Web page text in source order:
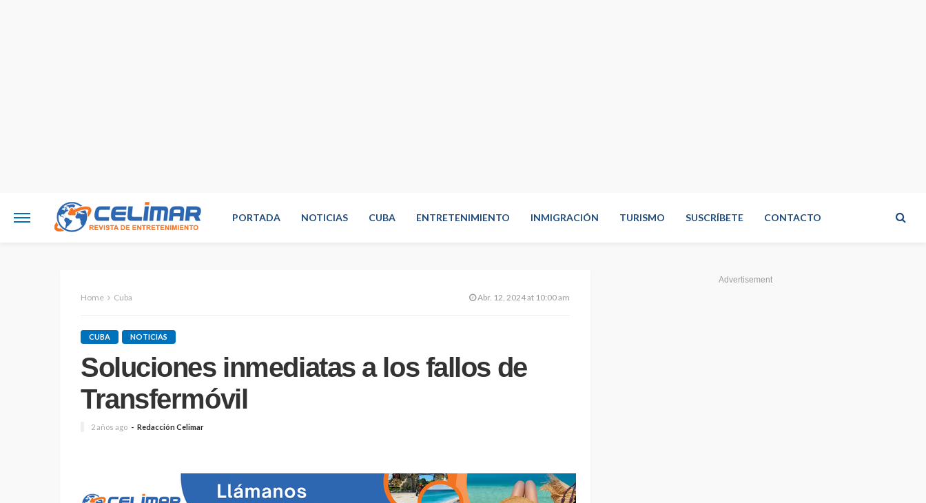
PORTADA NOTICIAS CUBA ENTRETENIMIENTO INMIGRACIÓN TURISMO SUSCRÍBETE CONTACTO
Home Cuba Abr. 12, 2024 at 10:00 am
CUBA NOTICIAS
Soluciones inmediatas a los fallos de
Transfermóvil
2 años ago Redacción Celimar
Advertisement